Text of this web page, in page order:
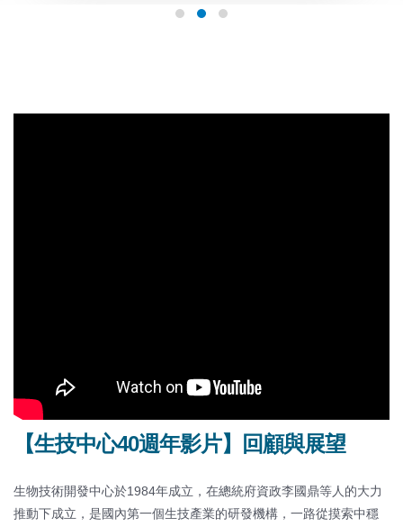
【生技中心40週年影片】回顧與展望
生物技術開發中心於1984年成立，在總統府資政李國鼎等人的大力
推動下成立，是國內第一個生技產業的研發機構，一路從摸索中穩